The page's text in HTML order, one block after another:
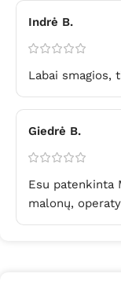
Indrė B.
Labai smagios,
Giedrė B.
Esu patenkinta
malonų,